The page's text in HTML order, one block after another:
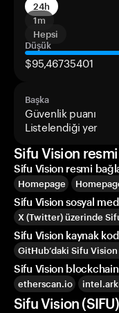
24h
1m
Hepsi
Düşük
$95,46735401
Başka
Güvenlik puanı
Listelendiği yer
Sifu Vision
Sifu Vision resmi
Homepage
Sifu Vision sosyal
X (Twitter) üzerinde
Sifu Vision kaynak
GitHub’daki Sifu
Sifu Vision
etherscan.io
Sifu Vision